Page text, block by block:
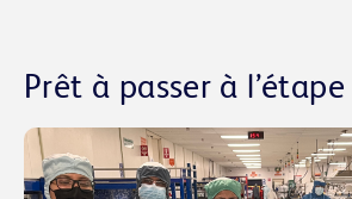
Prêt à passer à